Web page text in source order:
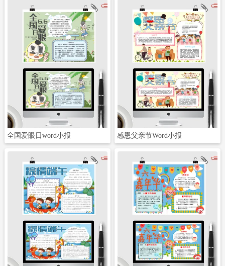
全国爱眼日word小报 感恩父亲节Word小报
立即下载 立即下载
立即下载 立即下载